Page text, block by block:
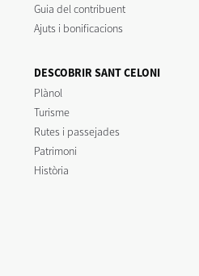
Guia del contribuent
Ajuts i bonificacions
DESCOBRIR SANT CELONI
Plànol
Turisme
Rutes i passejades
Patrimoni
Història